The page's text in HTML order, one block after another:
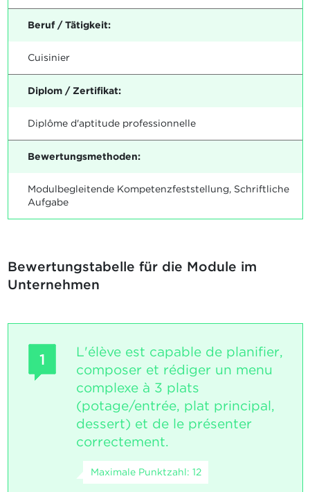
Beruf / Tätigkeit:
Cuisinier
Diplom / Zertifikat:
Diplôme d'aptitude professionnelle
Bewertungsmethoden:
Modulbegleitende Kompetenzfeststellung, Schriftliche
Aufgabe
Bewertungstabelle für die Module im
Unternehmen
1
L'élève est capable de planifier,
composer et rédiger un menu
complexe à 3 plats
(potage/entrée, plat principal,
dessert) et de le présenter
correctement.
Maximale Punktzahl: 12